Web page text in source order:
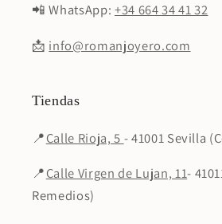
📲 WhatsApp: +34 664 34 41 32
📩 info@romanjoyero.com
Tiendas
📍Calle Rioja, 5 - 41001 Sevilla
📍Calle Virgen de Lujan, 11-
Remedios)